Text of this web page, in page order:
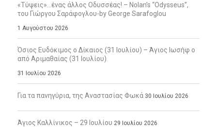
«Τύψεις»…ένας άλλος Οδυσσέας! – Nolan’s “Odysseus”,
του Γιώργου Σαράφογλου-by George Sarafoglou
1 Αυγούστου 2026
Όσιος Ευδόκιμος ο Δίκαιος (31 Ιουλίου) – Άγιος Ιωσήφ ο
από Αριμαθαίας (31 Ιουλίου)
31 Ιουλίου 2026
Για τα πανηγύρια, της Αναστασίας Φωκά 30 Ιουλίου 2026
Άγιος Καλλίνικος – 29 Ιουλίου 29 Ιουλίου 2026